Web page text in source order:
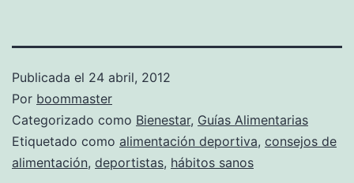
Publicada el 24 abril, 2012
Por boommaster
Categorizado como Bienestar, Guías Alimentarias
Etiquetado como alimentación deportiva, consejos de
alimentación, deportistas, hábitos sanos